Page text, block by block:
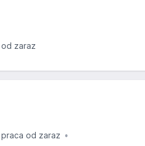
zaraz
praca od zaraz